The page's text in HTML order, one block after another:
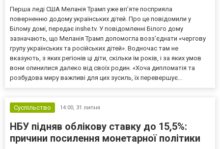
Перша леді США Меланія Трамп уже впʼяте посприяла
поверненню додому українських дітей. Про це повідомили у
Білому домі, передає inshe.tv. У повідомленні Білого дому
зазначають, що Меланія Трамп допомогла возз’єднати «чергову
групу українських та російських дітей». Водночас там не
вказують, з яких регіонів ці діти, скільки їм років, і за яких умов
вони опинилися далеко від своїх родин. «Хоча дипломатія та
розбудова миру важливі для цих зусиль, їх перевершує...
Суспільство 14:00, 31 липня
НБУ підняв облікову ставку до 15,5%:
причини посилення монетарної політики